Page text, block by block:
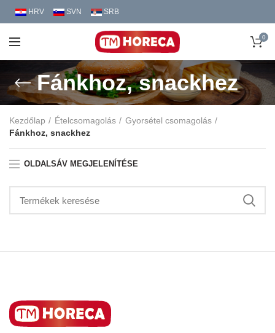
HRV SVN SRB
0
Fánkhoz, snackhez
Kezdőlap Ételcsomagolás
Gyorsétel csomagolás
Fánkhoz, snackhez
OLDALSÁV MEGJELENÍTÉSE